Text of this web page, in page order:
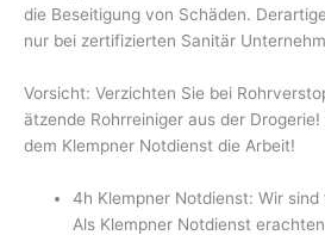
die Beseitigung von Schäden.
nur bei zertifizierten Sanitär
Vorsicht: Verzichten Sie bei
ätzende Rohrreiniger aus der
dem Klempner Notdienst die Arbeit!
4h Klempner Notdienst: Wir sind
Als Klempner Notdienst